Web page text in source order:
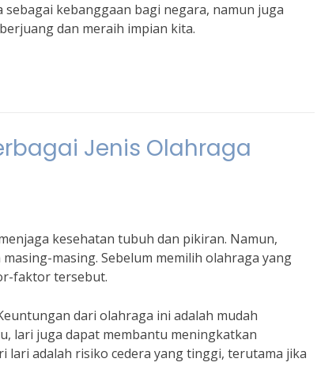
kebanggaan bagi negara, namun juga
dan meraih impian kita.
Jenis Olahraga
kesehatan tubuh dan pikiran. Namun,
masing. Sebelum memilih olahraga yang
faktor tersebut.
dari olahraga ini adalah mudah
lari juga dapat membantu meningkatkan
adalah risiko cedera yang tinggi, terutama jika